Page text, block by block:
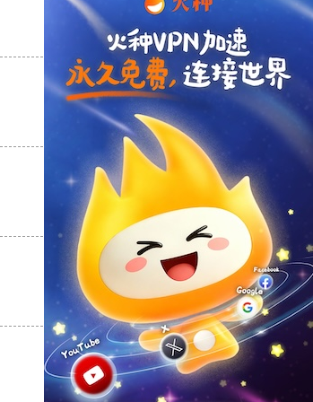
支持[0] 反对
支持
反对 [0]
支持[0] 反对[0]